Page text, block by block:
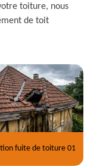
toiture, nous
de toit
fuite de toiture 01